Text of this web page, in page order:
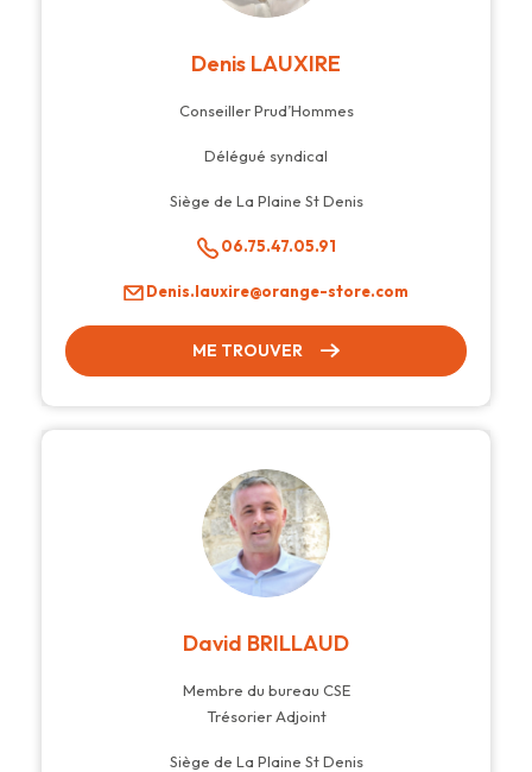
Denis LAUXIRE
Conseiller Prud’Hommes
Délégué syndical
Siège de La Plaine St Denis
06.75.47.05.91
Denis.lauxire@orange-store.com
ME TROUVER
David BRILLAUD
Membre du bureau CSE
Trésorier Adjoint
Siège de La Plaine St Denis